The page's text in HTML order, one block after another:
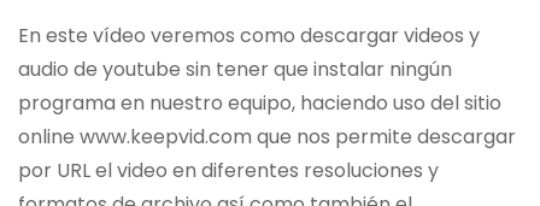
En este vídeo veremos como descargar videos y
audio de youtube sin tener que instalar ningún
programa en nuestro equipo, haciendo uso del sitio
online www.keepvid.com que nos permite descargar
por URL el video en diferentes resoluciones y